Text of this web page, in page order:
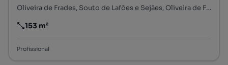
Oliveira de Frades, Souto de Lafões e Sejães, Oliveira de Frades, Viseu
Preço por metro quadrado
153 m²
Profissional